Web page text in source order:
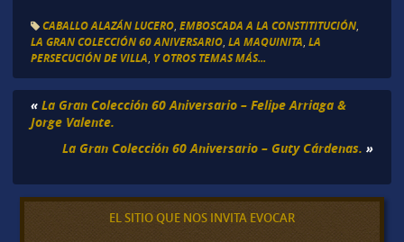
CABALLO ALAZÁN LUCERO, EMBOSCADA A LA CONSTITITUCIÓN,
LA GRAN COLECCIÓN 60 ANIVERSARIO, LA MAQUINITA LA
PERSECUCIÓN DE VILLA Y OTROS TEMAS MÁS...
« La Gran Colección 60 Aniversario – Felipe Arriaga &
Jorge Valente.
La Gran Colección 60 Aniversario – Guty Cárdenas. »
EL SITIO QUE NOS INVITA EVOCAR